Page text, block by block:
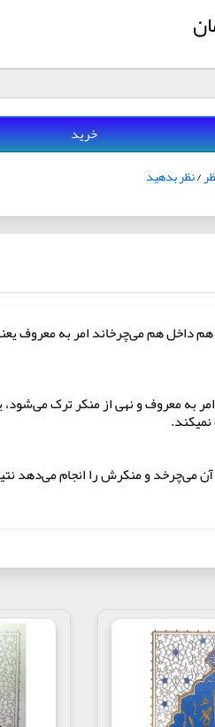
خرید
/نظر بدهید
داخل هم می‌چرخاند امر به معروف
به معروف و نهی از منکر ترک
می‌چرخد و منکرش را انجام می‌دهد